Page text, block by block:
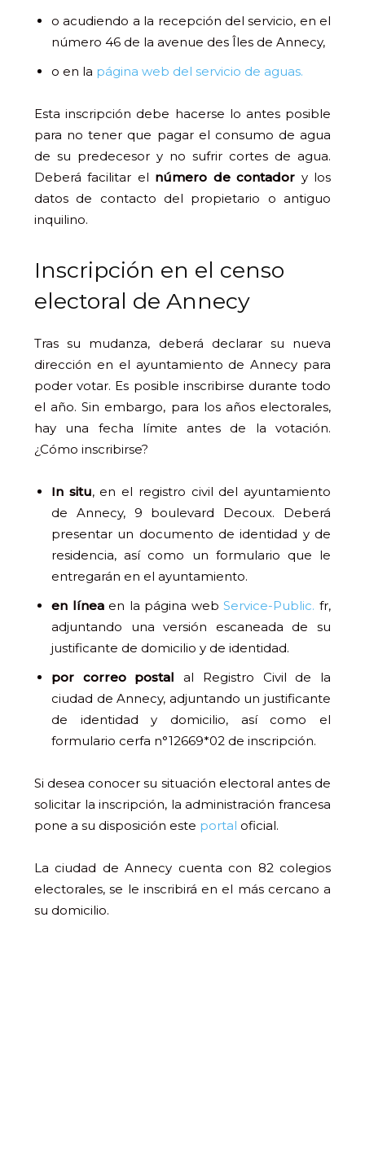
o acudiendo a la recepción del servicio, en el
número 46 de la avenue des Îles de Annecy,
o en la página web del servicio de aguas.
Esta inscripción debe hacerse lo antes posible
para no tener que pagar el consumo de agua
de su predecesor y no sufrir cortes de agua.
Deberá facilitar el número de contador y los
datos de contacto del propietario o antiguo
inquilino.
Inscripción en el censo
electoral de Annecy
Tras su mudanza, deberá declarar su nueva
dirección en el ayuntamiento de Annecy para
poder votar. Es posible inscribirse durante todo
el año. Sin embargo, para los años electorales,
hay una fecha límite antes de la votación.
¿Cómo inscribirse?
In situ, en el registro civil del ayuntamiento
de Annecy, 9 boulevard Decoux. Deberá
presentar un documento de identidad y de
residencia, así como un formulario que le
entregarán en el ayuntamiento.
en líneaen la página webService-Public. fr,
adjuntando una versión escaneada de su
justificante de domicilio y de identidad.
por correo postal al Registro Civil de la
ciudad de Annecy, adjuntando un justificante
de identidad y domicilio, así como el
formulario cerfa n°12669*02 de inscripción.
Si desea conocer su situación electoral antes de
solicitar la inscripción, la administración francesa
pone a su disposición este portal oficial.
La ciudad de Annecy cuenta con 82 colegios
electorales, se le inscribirá en el más cercano a
su domicilio.